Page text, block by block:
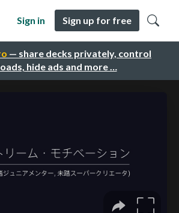
— share decks privately, control
hide ads and more …
Sign in Sign up for free